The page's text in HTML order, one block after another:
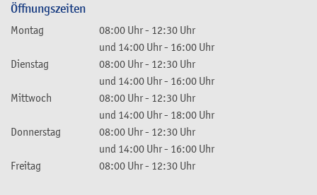
Öffnungszeiten
Montag 08:00 Uhr- 12:30 Uhr
und 14:00 Uhr- 16:00 Uhr
Dienstag
08:00 Uhr- 12:30 Uhr
und 14:00 Uhr- 16:00 Uhr
Mittwoch
08:00 Uhr- 12:30 Uhr
und 14:00 Uhr- 18:00 Uhr
Donnerstag
08:00 Uhr- 12:30 Uhr
und 14:00 Uhr- 16:00 Uhr
Freitag
08:00 Uhr- 12:30 Uhr